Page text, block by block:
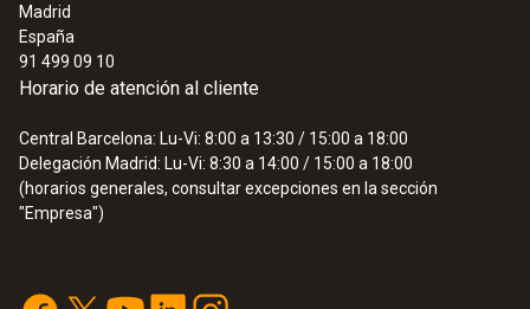
Madrid
España
91 499 09 10
Horario de atención al cliente
Central Barcelona: Lu-Vi: 8:00 a 13:30 / 15:00 a 18:00
Delegación Madrid: Lu-Vi: 8:30 a 14:00 / 15:00 a 18:00
(horarios generales, consultar excepciones en la sección
"Empresa")